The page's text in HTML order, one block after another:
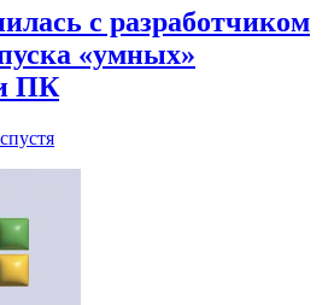
с разработчиком
«умных»
ПК